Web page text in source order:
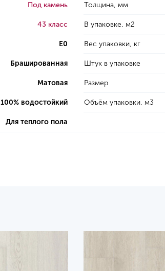
Под камень
43 класс
E0
Брашированная
Матовая
100% водостойкий
Для теплого пола
Толщина, мм
В упаковке, м2
Вес упаковки, кг
Штук в упаковке
Размер
Объём упаковки, м3